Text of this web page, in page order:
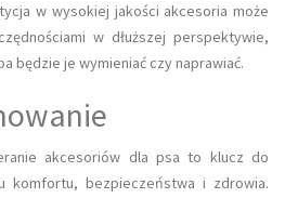
w wysokiej jakości akcesoria może
w dłuższej perspektywie,
będzie je wymieniać czy naprawiać.
akcesoriów dla psa to klucz do
komfortu, bezpieczeństwa i zdrowia.